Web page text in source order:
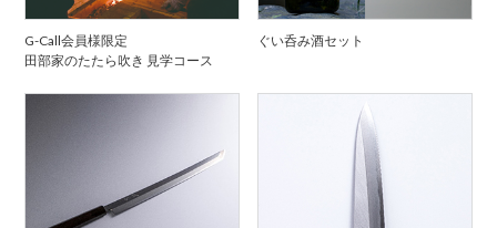
G-Call会員様限定
田部家のたたら吹き 見学コース
ぐい呑み酒セット